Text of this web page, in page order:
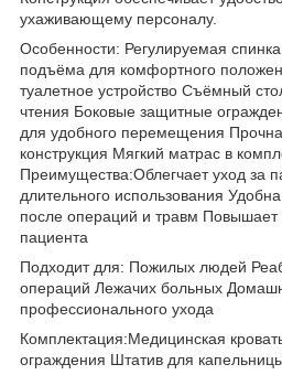
ухаживающему персоналу.
Особенности: Регулируемая
подъёма для комфортного
туалетное устройство Съёмный
чтения Боковые защитные
для удобного перемещения
конструкция Мягкий матрас в
Преимущества:Облегчает уход за
длительного использования
после операций и травм Повышает
пациента
Подходит для: Пожилых людей
операций Лежачих больных
профессионального ухода
Комплектация:Медицинская
ограждения Штатив для